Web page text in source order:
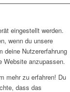
eingestellt werden.
wenn du unsere
deine Nutzererfahrung
Website anzupassen.
mehr zu erfahren! Du
dass das